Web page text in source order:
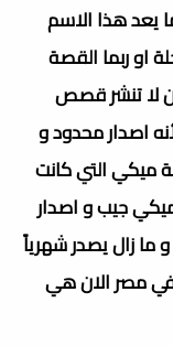
يعد هذا الاسم
او ربما القصة
لا تنشر قصص
اصدار محدود و
ميكي التي كانت
ميكي جيب و اصدار
زال يصدر شهرياً
مصر الان هي